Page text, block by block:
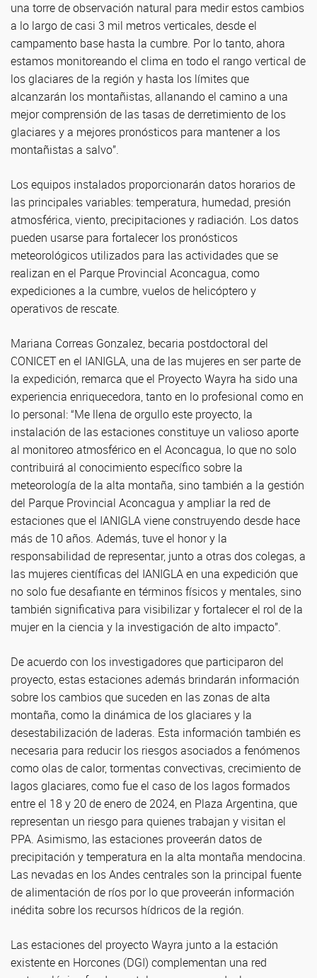
una torre de observación natural para medir estos cambios
a lo largo de casi 3 mil metros verticales, desde el
campamento base hasta la cumbre. Por lo tanto, ahora
estamos monitoreando el clima en todo el rango vertical de
los glaciares de la región y hasta los límites que
alcanzarán los montañistas, allanando el camino a una
mejor comprensión de las tasas de derretimiento de los
glaciares y a mejores pronósticos para mantener a los
montañistas a salvo”.
Los equipos instalados proporcionarán datos horarios de
las principales variables: temperatura, humedad, presión
atmosférica, viento, precipitaciones y radiación. Los datos
pueden usarse para fortalecer los pronósticos
meteorológicos utilizados para las actividades que se
realizan en el Parque Provincial Aconcagua, como
expediciones a la cumbre, vuelos de helicóptero y
operativos de rescate.
Mariana Correas Gonzalez, becaria postdoctoral del
CONICET en el IANIGLA, una de las mujeres en ser parte de
la expedición, remarca que el Proyecto Wayra ha sido una
experiencia enriquecedora, tanto en lo profesional como en
lo personal: “Me llena de orgullo este proyecto, la
instalación de las estaciones constituye un valioso aporte
al monitoreo atmosférico en el Aconcagua, lo que no solo
contribuirá al conocimiento específico sobre la
meteorología de la alta montaña, sino también a la gestión
del Parque Provincial Aconcagua y ampliar la red de
estaciones que el IANIGLA viene construyendo desde hace
más de 10 años. Además, tuve el honor y la
responsabilidad de representar, junto a otras dos colegas, a
las mujeres científicas del IANIGLA en una expedición que
no solo fue desafiante en términos físicos y mentales, sino
también significativa para visibilizar y fortalecer el rol de la
mujer en la ciencia y la investigación de alto impacto”.
De acuerdo con los investigadores que participaron del
proyecto, estas estaciones además brindarán información
sobre los cambios que suceden en las zonas de alta
montaña, como la dinámica de los glaciares y la
desestabilización de laderas. Esta información también es
necesaria para reducir los riesgos asociados a fenómenos
como olas de calor, tormentas convectivas, crecimiento de
lagos glaciares, como fue el caso de los lagos formados
entre el 18 y 20 de enero de 2024, en Plaza Argentina, que
representan un riesgo para quienes trabajan y visitan el
PPA. Asimismo, las estaciones proveerán datos de
precipitación y temperatura en la alta montaña mendocina.
Las nevadas en los Andes centrales son la principal fuente
de alimentación de ríos por lo que proveerán información
inédita sobre los recursos hídricos de la región.
Las estaciones del proyecto Wayra junto a la estación
existente en Horcones (DGI) complementan una red